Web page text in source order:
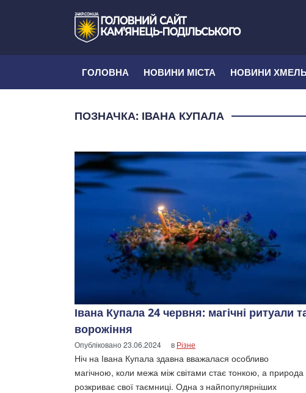
ГОЛОВНА НОВИНИ МІСТА НОВИНИ
ПОЗНАЧКА: ІВАНА КУПАЛА
Івана Купала 24 червня: магічні ритуали
ворожіння
Опубліковано23.06.2024 в Різне
Ніч на Івана Купала здавна вважалася особливо
магічною, коли межа між світами стає тонкою, а природа
розкриває свої таємниці. Одна з найпопулярніших